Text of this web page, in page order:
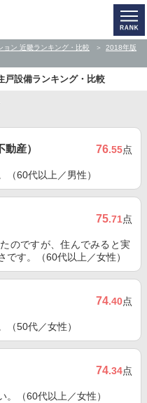
ョン 近畿ランキング・比較
2018年版
戸設備ランキング・比較
産） 76.55点
60代以上／男性）
75.71点
のですが、住んでみると実
す。（60代以上／女性）
74.40点
（50代／女性）
74.34点
（60代以上／女性）